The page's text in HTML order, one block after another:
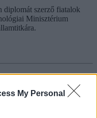
My Personal
diplomát szerző fiatalok
Minisztérium
informatikushiány: